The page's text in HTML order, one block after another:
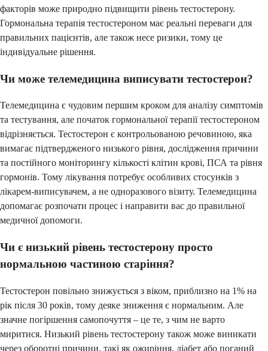
факторів може природно підвищити рівень тестостерону.
Гормональна терапія тестостероном має реальні переваги для
правильних пацієнтів, але також несе ризики, тому це
індивідуальне рішення.
Чи може телемедицина виписувати тестостерон?
Телемедицина є чудовим першим кроком для аналізу симптомів
та тестування, але початок гормональної терапії тестостероном
відрізняється. Тестостерон є контрольованою речовиною, яка
вимагає підтвердженого низького рівня, дослідження причини
та постійного моніторингу кількості клітин крові, ПСА та рівня
гормонів. Тому лікування потребує особливих стосунків з
лікарем-виписувачем, а не одноразового візиту. Телемедицина
допомагає розпочати процес і направити вас до правильної
медичної допомоги.
Чи є низький рівень тестостерону просто
нормальною частиною старіння?
Тестостерон повільно знижується з віком, приблизно на 1% на
рік після 30 років, тому деяке зниження є нормальним. Але
значне погіршення самопочуття – це те, з чим не варто
миритися. Низький рівень тестостерону також може виникати
через оборотні причини, такі як ожиріння, діабет або поганий